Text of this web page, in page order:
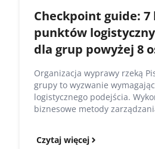
Checkpoint guide: 7
punktów
dla grup powyżej 8
Organizacja wyprawy rzeką
grupy to wyzwanie
logistycznego podejścia.
biznesowe metody
Czytaj więcej